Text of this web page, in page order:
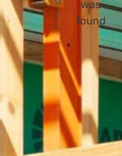
was
found